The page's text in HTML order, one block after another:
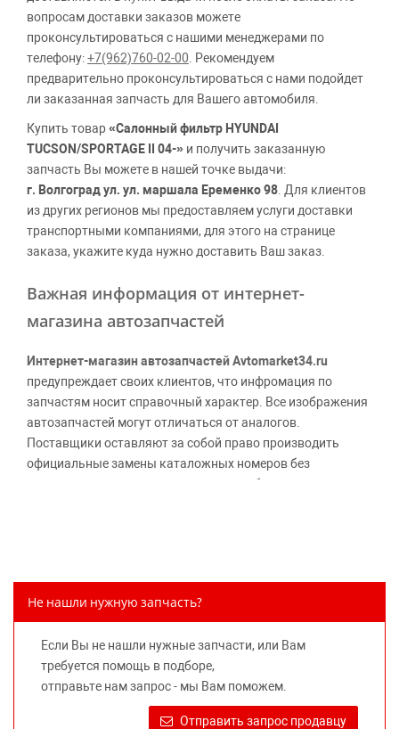
вопросам доставки заказов можете
проконсультироваться с нашими менеджерами по
телефону:+7(962)760-02-00 . Рекомендуем
предварительно проконсультироваться с нами подойдет
ли заказанная запчасть для Вашего автомобиля.
Купить товар«Салонный фильтр HYUNDAI
TUCSON/SPORTAGE II 04-» и получить заказанную
запчасть Вы можете в нашей точке выдачи:
г. Волгоград ул. ул. маршала Еременко 98 . Для клиентов
из других регионов мы предоставляем услуги доставки
транспортными компаниями, для этого на странице
заказа, укажите куда нужно доставить Ваш заказ.
Важная информация от интернет-
магазина автозапчастей
Интернет-магазин автозапчастей Avtomarket34.ru
предупреждает своих клиентов, что инфромация по
запчастям носит справочный характер. Все изображения
автозапчастей могут отличаться от аналогов.
Поставщики оставляют за собой право производить
официальные замены каталожных номеров без
дополнительного уведомления дистрибьюторов, что
части к той или иной марке автомобиля, то есть на
предлагаемых к продаже запасных частей для
автомобилей и их производителей, не нарушает права
правообладателей указанных товарных знаков.
Требование предоставлять покупателю необходимую и
Не нашли нужную запчасть?
Если Вы не нашли нужные запчасти, или Вам
требуется помощь в подборе,
отправьте нам запрос - мы Вам поможем.
Отправить запрос продавцу